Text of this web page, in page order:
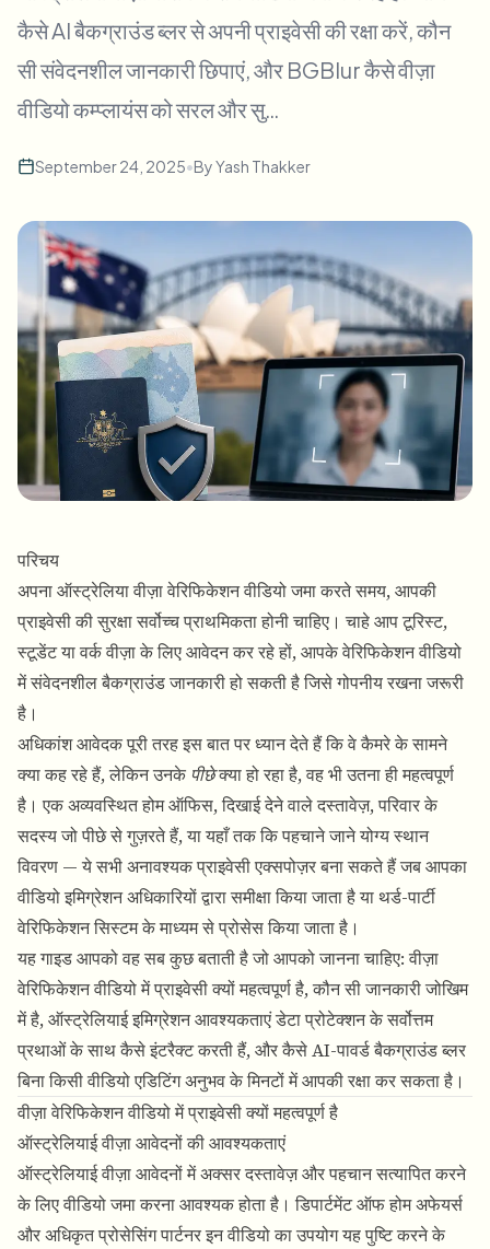
फेस स्वैप - वीडियो
वीडियो इंटेलिजेंस
बल्क वीडियो ब्लर
बल्क चेहरा ब्लर
हाई-थ्रूपुट पाइपलाइन
एंटरप्राइज़ ज़ोन, नीतियां और समीक्षा
API और SDK
संपर्क फ़ॉर्म
वीडियो इंटेलिजेंस
बल्क बैकग्राउंड रिमूवल
कैसे AI बैकग्राउंड ब्लर से अपनी प्राइवेसी की रक्षा करें, कौन
सी संवेदनशील जानकारी छिपाएं, और BGBlur कैसे वीज़ा
वीडियो कम्प्लायंस को सरल और सु…
September 24, 2025•ByYash Thakker
परिचय
अपना ऑस्ट्रेलिया वीज़ा वेरिफिकेशन वीडियो जमा करते समय, आपकी
प्राइवेसी की सुरक्षा सर्वोच्च प्राथमिकता होनी चाहिए। चाहे आप टूरिस्ट,
स्टूडेंट या वर्क वीज़ा के लिए आवेदन कर रहे हों, आपके वेरिफिकेशन वीडियो
में संवेदनशील बैकग्राउंड जानकारी हो सकती है जिसे गोपनीय रखना जरूरी
है।
अधिकांश आवेदक पूरी तरह इस बात पर ध्यान देते हैं कि वे कैमरे के सामने
क्या कह रहे हैं, लेकिन उनके पीछेक्या हो रहा है, वह भी उतना ही महत्वपूर्ण
है। एक अव्यवस्थित होम ऑफिस, दिखाई देने वाले दस्तावेज़, परिवार के
सदस्य जो पीछे से गुज़रते हैं, या यहाँ तक कि पहचाने जाने योग्य स्थान
विवरण — ये सभी अनावश्यक प्राइवेसी एक्सपोज़र बना सकते हैं जब आपका
वीडियो इमिग्रेशन अधिकारियों द्वारा समीक्षा किया जाता है या थर्ड-पार्टी
वेरिफिकेशन सिस्टम के माध्यम से प्रोसेस किया जाता है।
यह गाइड आपको वह सब कुछ बताती है जो आपको जानना चाहिए: वीज़ा
वेरिफिकेशन वीडियो में प्राइवेसी क्यों महत्वपूर्ण है, कौन सी जानकारी जोखिम
में है, ऑस्ट्रेलियाई इमिग्रेशन आवश्यकताएं डेटा प्रोटेक्शन के सर्वोत्तम
प्रथाओं के साथ कैसे इंटरैक्ट करती हैं, और कैसेAI-पावर्ड बैकग्राउंड ब्लर
बिना किसी वीडियो एडिटिंग अनुभव के मिनटों में आपकी रक्षा कर सकता है।
वीज़ा वेरिफिकेशन वीडियो में प्राइवेसी क्यों महत्वपूर्ण है
ऑस्ट्रेलियाई वीज़ा आवेदनों की आवश्यकताएं
ऑस्ट्रेलियाई वीज़ा आवेदनों में अक्सर दस्तावेज़ और पहचान सत्यापित करने
के लिए वीडियो जमा करना आवश्यक होता है। डिपार्टमेंट ऑफ होम अफेयर्स
और अधिकृत प्रोसेसिंग पार्टनर इन वीडियो का उपयोग यह पुष्टि करने के